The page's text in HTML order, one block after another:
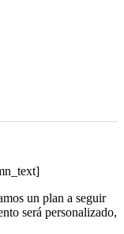
un plan a seguir
será personalizado,